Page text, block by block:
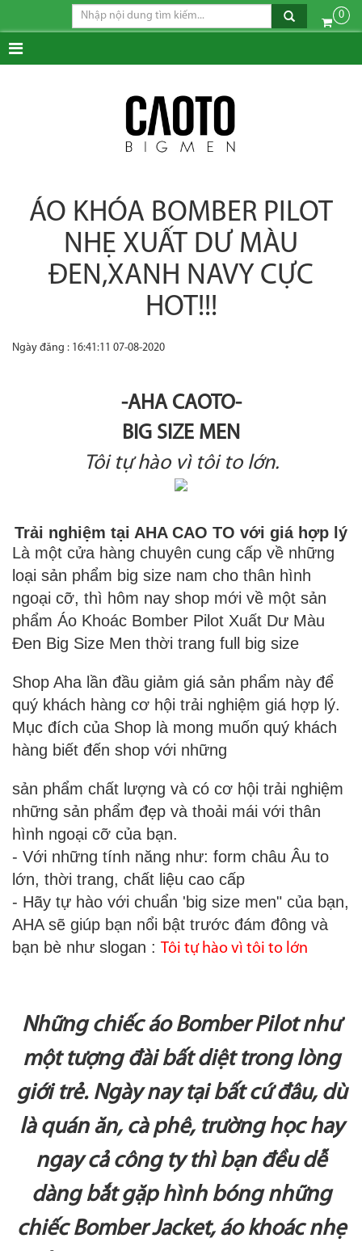
0
ÁO KHÓA BOMBER PILOT
NHẸ XUẤT DƯ MÀU
ĐEN,XANH NAVY CỰC
HOT!!!
Ngày đăng : 16:41:11 07-08-2020
-AHA CAOTO-
BIG SIZE MEN
Tôi tự hào vì tôi to lớn.
Trải nghiệm tại AHA CAO TO với giá hợp lý
Là một cửa hàng chuyên cung cấp về những
loại sản phẩm big size nam cho thân hình
ngoại cỡ, thì hôm nay shop mới về một sản
phẩm Áo Khoác Bomber Pilot Xuất Dư Màu
Đen Big Size Men thời trang full big size
Shop Aha lần đầu giảm giá sản phẩm này để
quý khách hàng cơ hội trải nghiệm giá hợp lý.
Mục đích của Shop là mong muốn quý khách
hàng biết đến shop với những
sản phẩm chất lượng và có cơ hội trải nghiệm
những sản phẩm đẹp và thoải mái với thân
hình ngoại cỡ của bạn.
- Với những tính năng như: form châu Âu to
lớn, thời trang, chất liệu cao cấp
- Hãy tự hào với chuẩn 'big size men" của bạn,
AHA sẽ giúp bạn nổi bật trước đám đông và
bạn bè như slogan : Tôi tự hào vì tôi to lớn
Những chiếc áo Bomber Pilot như
một tượng đài bất diệt trong lòng
giới trẻ. Ngày nay tại bất cứ đâu, dù
là quán ăn, cà phê, trường học hay
ngay cả công ty thì bạn đều dễ
dàng bắt gặp hình bóng những
chiếc Bomber Jacket, áo khoác nhẹ